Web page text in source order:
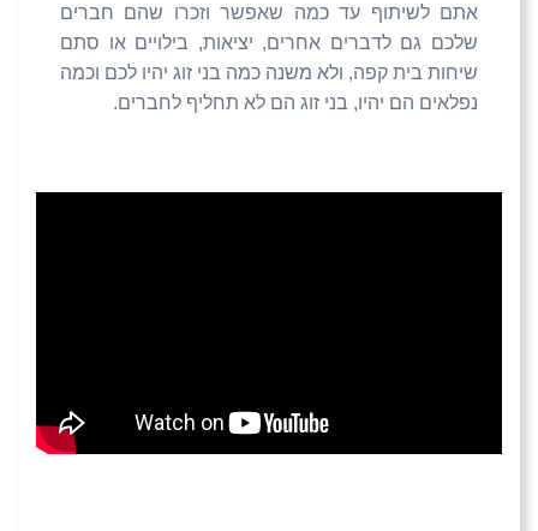
אתם לשיתוף עד כמה שאפשר וזכרו שהם חברים
שלכם גם לדברים אחרים, יציאות, בילויים או סתם
שיחות בית קפה, ולא משנה כמה בני זוג יהיו לכם וכמה
נפלאים הם יהיו, בני זוג הם לא תחליף לחברים.